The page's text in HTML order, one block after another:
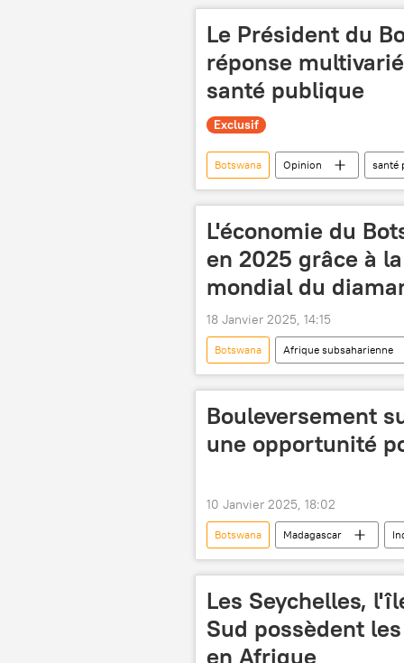
Le Président du
réponse
santé publique
Exclusif
Botswana Opinion santé
L'économie du
en 2025 grâce à
mondial du
18 Janvier 2025, 14:15
Botswana Afrique subsaharienne
croissance économique
Bouleversement
une opportunité
10 Janvier 2025, 18:02
Botswana Madagascar
Les Seychelles,
Sud possèdent
en Afrique